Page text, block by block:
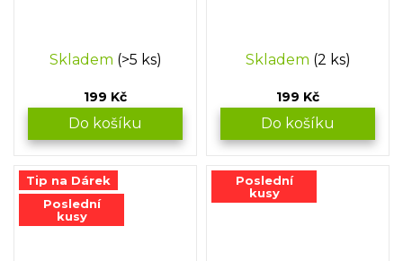
Skladem (>5 ks)
199 Kč
Do košíku
Skladem (2 ks)
199 Kč
Do košíku
Tip na Dárek
Poslední
kusy
Poslední
kusy